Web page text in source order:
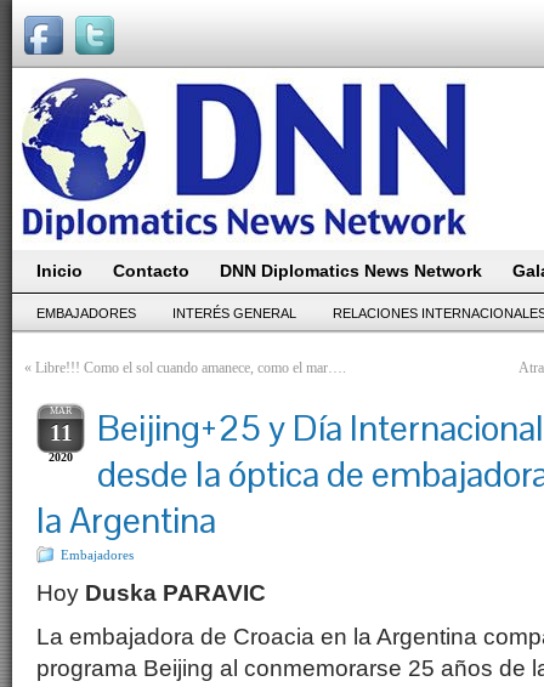
Inicio Contacto DNN Diplomatics News Network
EMBAJADORES INTERÉS GENERAL RELACIONES
« Libre!!! Como el sol cuando amanece, como el mar….
MAR
11
2020
Beijing+25 y Día
desde la óptica de
la Argentina
Embajadores
Hoy Duska PARAVIC
La embajadora de Croacia en la Argentina
programa Beijing al conmemorarse 25 años de